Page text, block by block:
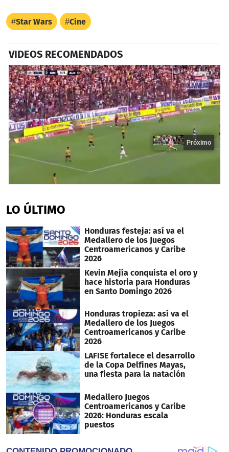
Star Wars Cine
VIDEOS RECOMENDADOS
of
20
Próximo
LO ÚLTIMO
Honduras festeja: así va el
Medallero de los Juegos
Centroamericanos y Caribe
2026
Kevin Mejía conquista el oro y
hace historia para Honduras
en Santo Domingo 2026
Honduras tropieza: así va el
Medallero de los Juegos
Centroamericanos y Caribe
2026
LAFISE fortalece el desarrollo
de la Copa Delfines Mayas,
una fiesta para la natación
Medallero Juegos
Centroamericanos y Caribe
2026: Honduras escala
puestos